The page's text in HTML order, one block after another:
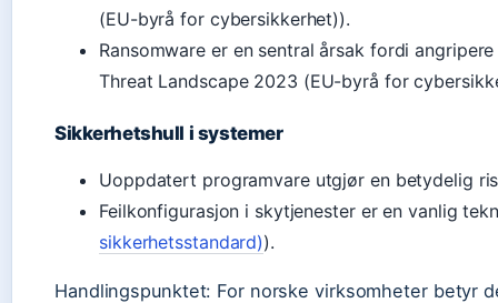
(EU-byrå for cybersikkerhet)).
Ransomware er en sentral årsak fordi
Threat Landscape 2023 (EU-byrå for
Sikkerhetshull i systemer
Uoppdatert programvare utgjør en betydelig
Feilkonfigurasjon i skytjenester er en vanlig
sikkerhetsstandard)).
Handlingspunktet: For norske virksomheter betyr